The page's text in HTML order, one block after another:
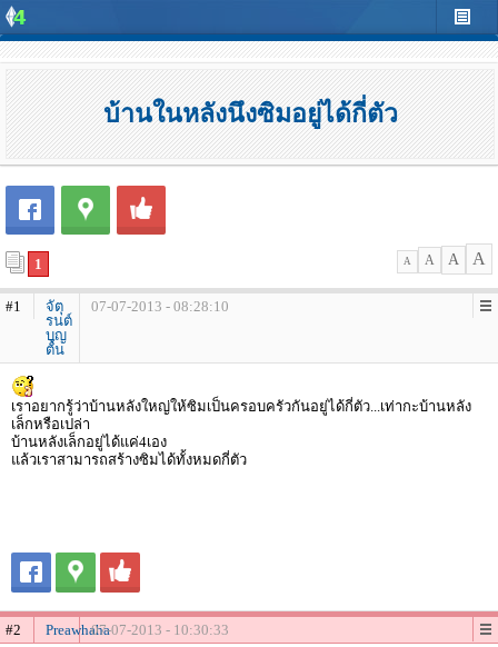
บ้านในหลังนึงซิมอยู่ได้กี่ตัว
1 A A A A
#1
จัตุ
รนต์
บุญ
ตั้น
07-07-2013 - 08:28:10
เราอยากรู้ว่าบ้านหลังใหญ่ให้ซิมเป็นครอบครัวกันอยู่ได้กี่ตัว...เท่ากะบ้านหลัง
เล็กหรือเปล่า
บ้านหลังเล็กอยู่ได้แค่4เอง
แล้วเราสามารถสร้างซิมได้ทั้งหมดกี่ตัว
#2 Preawhaha07-07-2013 - 10:30:33